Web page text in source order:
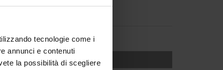
tecnologie come i
annunci e contenuti
la possibilità di scegliere